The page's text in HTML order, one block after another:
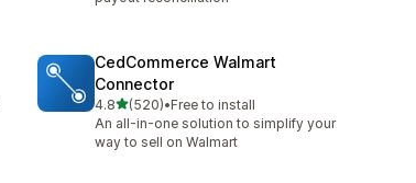
CedCommerce Walmart
Connector
4.8เต็ม 5 ดาว
(520)
ทั้งหมด 520 รีวิว
•Free to install
An all-in-one solution to simplify your
way to sell on Walmart